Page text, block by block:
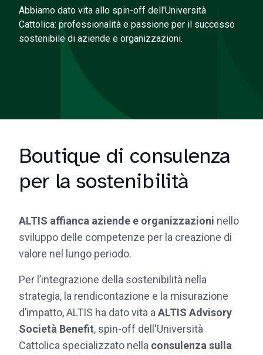
Abbiamo dato vita allo spin-off dell'Università
Cattolica: professionalità e passione per il successo
sostenibile di aziende e organizzazioni.
Boutique di consulenza
per la sostenibilità
ALTIS affianca aziende e organizzazioni nello
sviluppo delle competenze per la creazione di
valore nel lungo periodo.
Per l’integrazione della sostenibilità nella
strategia, la rendicontazione e la misurazione
d’impatto, ALTIS ha dato vita a ALTIS Advisory
Società Benefit, spin-off dell'Università
Cattolica specializzato nella consulenza sulla